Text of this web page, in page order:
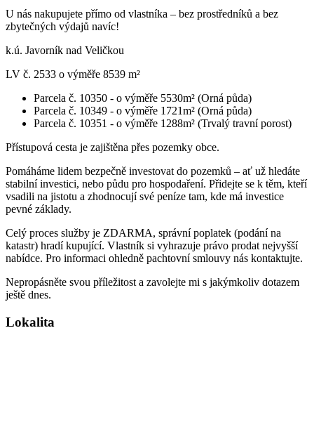
U nás nakupujete přímo od vlastníka – bez prostředníků a bez
zbytečných výdajů navíc!
k.ú. Javorník nad Veličkou
LV č. 2533 o výměře 8539 m²
Parcela č. 10350 - o výměře 5530m² (Orná půda)
Parcela č. 10349 - o výměře 1721m² (Orná půda)
Parcela č. 10351 - o výměře 1288m² (Trvalý travní porost)
Přístupová cesta je zajištěna přes pozemky obce.
Pomáháme lidem bezpečně investovat do pozemků – ať už hledáte
stabilní investici, nebo půdu pro hospodaření. Přidejte se k těm, kteří
vsadili na jistotu a zhodnocují své peníze tam, kde má investice
pevné základy.
Celý proces služby je ZDARMA, správní poplatek (podání na
katastr) hradí kupující. Vlastník si vyhrazuje právo prodat nejvyšší
nabídce. Pro informaci ohledně pachtovní smlouvy nás kontaktujte.
Nepropásněte svou příležitost a zavolejte mi s jakýmkoliv dotazem
ještě dnes.
Lokalita